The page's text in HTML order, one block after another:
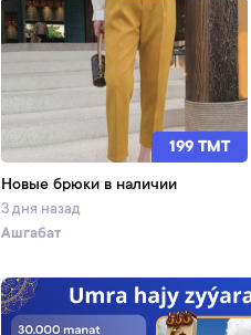
199 TMT
Новые брюки в наличии
3 дня назад
Ашгабат